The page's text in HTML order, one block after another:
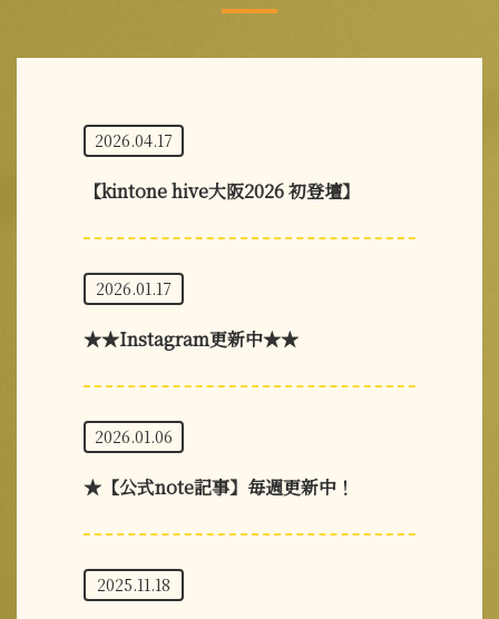
2026.04.17
【kintone hive大阪2026 初登壇】
2026.01.17
★★Instagram更新中★★
2026.01.06
★【公式note記事】毎週更新中！
2025.11.18